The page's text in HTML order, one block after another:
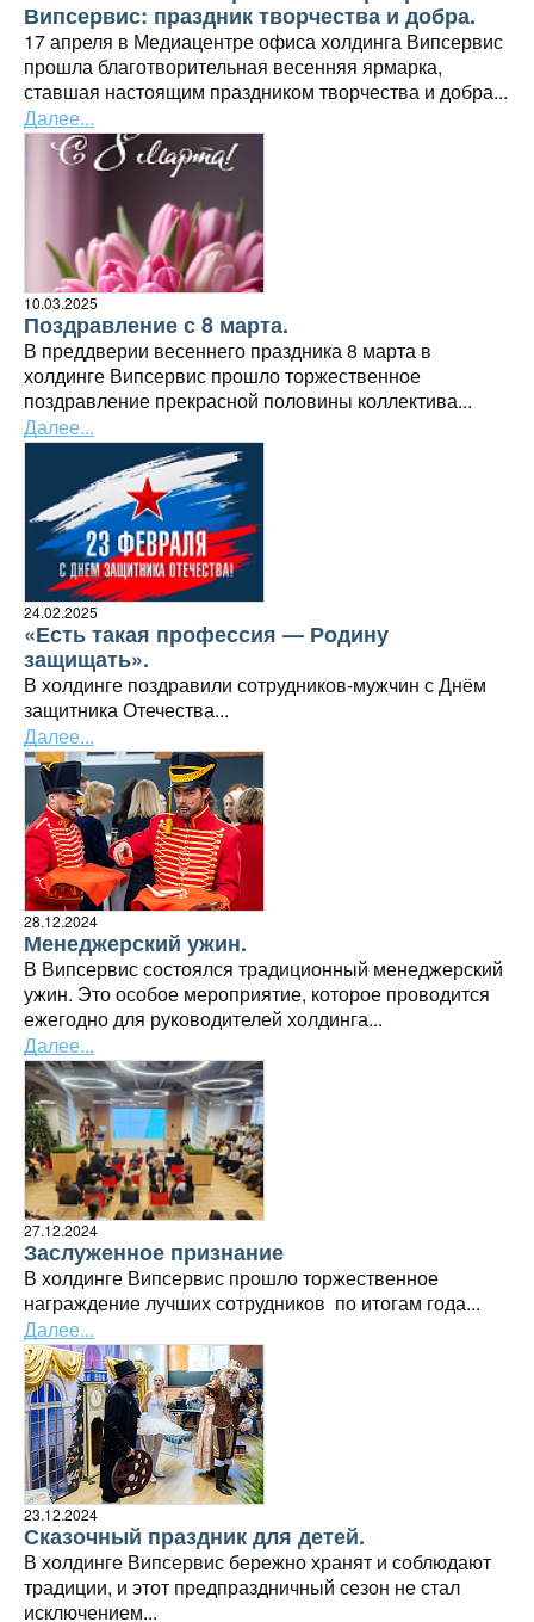
Випсервис: праздник творчества и добра.
17 апреля в Медиацентре офиса холдинга Випсервис
прошла благотворительная весенняя ярмарка,
ставшая настоящим праздником творчества и добра...
Далее...
Поздравление с 8 марта.
В преддверии весеннего праздника 8 марта в
холдинге Випсервис прошло торжественное
поздравление прекрасной половины коллектива...
10.03.2025
Далее...
«Есть такая профессия — Родину
защищать».
В холдинге поздравили сотрудников-мужчин с Днём
защитника Отечества...
24.02.2025
Далее...
Менеджерский ужин.
В Випсервис состоялся традиционный менеджерский
ужин. Это особое мероприятие, которое проводится
ежегодно для руководителей холдинга...
28.12.2024
Далее...
Заслуженное признание
В холдинге Випсервис прошло торжественное
награждение лучших сотрудников по итогам года...
27.12.2024
Далее...
Сказочный праздник для детей.
В холдинге Випсервис бережно хранят и соблюдают
традиции, и этот предпраздничный сезон не стал
исключением...
23.12.2024